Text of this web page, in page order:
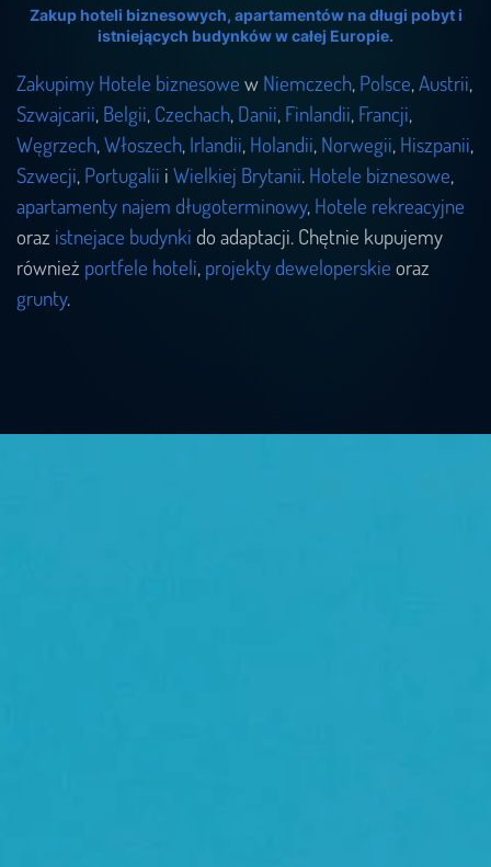
Zakup hoteli biznesowych, apartamentów na długi pobyt i
istniejących budynków w całej Europie.
Zakupimy Hotele biznesowe w Niemczech, Polsce,Austrii,
Szwajcarii, Belgii, Czechach, Danii, Finlandii, Francji,
Węgrzech,Włoszech, Irlandii, Holandii, Norwegii, Hiszpanii,
Szwecji, Portugalii i Wielkiej Brytanii. Hotele biznesowe,
apartamenty najem długoterminowy, Hotele rekreacyjne
oraz istnejace budynki do adaptacji. Chętnie kupujemy
również portfele hoteli, projekty deweloperskie oraz
grunty.